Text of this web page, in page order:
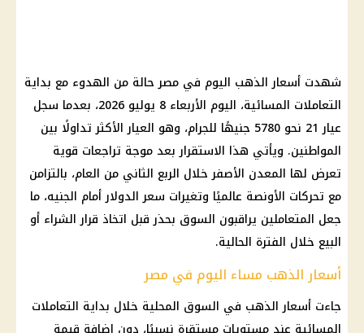
شهدت أسعار الذهب اليوم في مصر حالة من الهدوء مع بداية
التعاملات المسائية، اليوم الأربعاء 8 يوليو 2026، بعدما سجل
عيار 21 نحو 5780 جنيهًا للجرام، وهو العيار الأكثر تداولًا بين
المواطنين. ويأتي هذا الاستقرار بعد موجة تراجعات قوية
تعرض لها المعدن الأصفر خلال الربع الثاني من العام، بالتزامن
مع تحركات الأونصة عالميًا وتغيرات سعر الدولار أمام الجنيه، ما
جعل المتعاملين يراقبون السوق بحذر قبل اتخاذ قرار الشراء أو
البيع خلال الفترة الحالية.
أسعار الذهب مساء اليوم في مصر
جاءت أسعار الذهب في السوق المحلية خلال بداية التعاملات